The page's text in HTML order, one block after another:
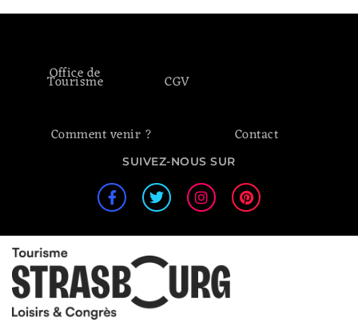
Office de
Tourisme CGV
Comment venir ? Contact
SUIVEZ-NOUS SUR